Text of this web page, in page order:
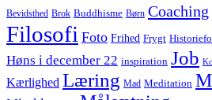
Bevidsthed Brok Buddhisme Børn Coaching
Filosofi Foto Frihed Frygt
Høns i december 22 inspiration Job
Kærlighed Læring Mad Meditation